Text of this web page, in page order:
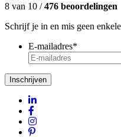
8 van 10 /476 beoordelingen
Schrijf je in en mis geen
E-mailadres*
Inschrijven